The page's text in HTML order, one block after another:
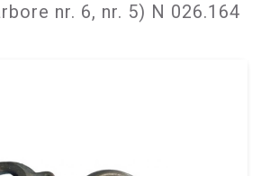
nr. 6, nr. 5) N 026.164